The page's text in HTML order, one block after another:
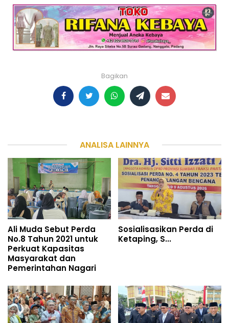
Bagikan
ANALISA LAINNYA
Ali Muda Sebut Perda
No.8 Tahun 2021 untuk
Perkuat Kapasitas
Masyarakat dan
Pemerintahan Nagari
Sosialisasikan Perda di
Ketaping, S...